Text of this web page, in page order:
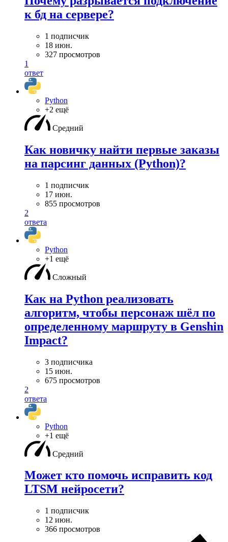
к бд на сервере?
1 подписчик
18 июн.
327 просмотров
1
ответ
Python
+2 ещё
Средний
Как новичку найти первые заказы
на парсинг данных (Python)?
1 подписчик
17 июн.
855 просмотров
2
ответа
Python
+1 ещё
Сложный
Как на Python реализовать
алгоритм, чтобы персонаж шёл по
определенному маршруту в Genshin
Impact?
3 подписчика
15 июн.
675 просмотров
2
ответа
Python
+1 ещё
Средний
Может кто помочь исправить код
LTSM нейросети?
1 подписчик
12 июн.
366 просмотров